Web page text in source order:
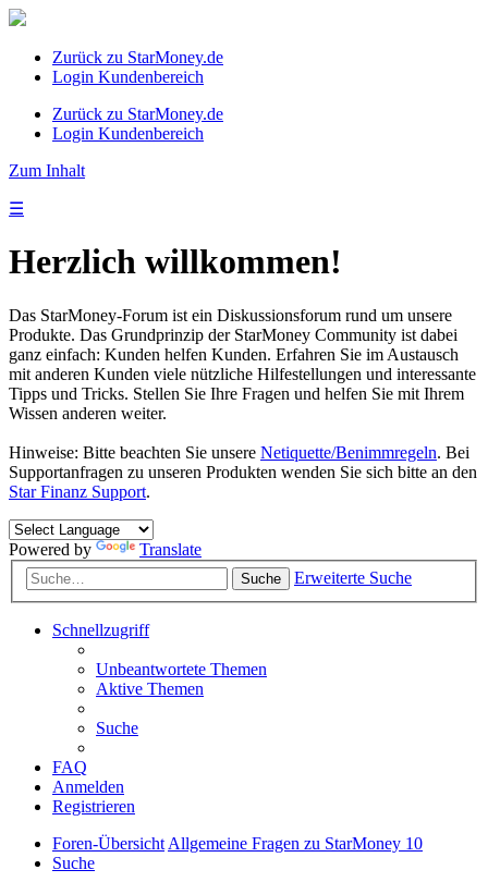
Zurück zu StarMoney.de
Login Kundenbereich
Zurück zu StarMoney.de
Login Kundenbereich
Zum Inhalt
☰
Herzlich willkommen!
Das StarMoney-Forum ist ein Diskussionsforum rund um unsere
Produkte. Das Grundprinzip der StarMoney Community ist dabei
ganz einfach: Kunden helfen Kunden. Erfahren Sie im Austausch
mit anderen Kunden viele nützliche Hilfestellungen und interessante
Tipps und Tricks. Stellen Sie Ihre Fragen und helfen Sie mit Ihrem
Wissen anderen weiter.
Hinweise: Bitte beachten Sie unsere Netiquette/Benimmregeln. Bei
Supportanfragen zu unseren Produkten wenden Sie sich bitte an den
Star Finanz Support.
Powered by Translate
Suche Erweiterte Suche
Schnellzugriff
Unbeantwortete Themen
Aktive Themen
Suche
FAQ
Anmelden
Registrieren
Foren-ÜbersichtAllgemeine Fragen zu StarMoney 10
Suche